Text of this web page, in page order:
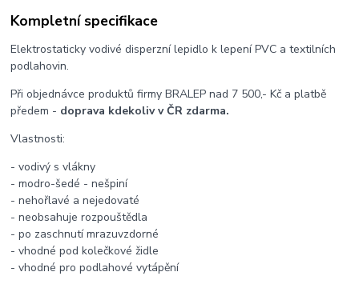
Kompletní specifikace
Elektrostaticky vodivé disperzní lepidlo k lepení PVC a textilních
podlahovin.
Při objednávce produktů firmy BRALEP nad 7 500,- Kč a platbě
předem - doprava kdekoliv v ČR zdarma.
Vlastnosti:
- vodivý s vlákny
- modro-šedé - nešpiní
- nehořlavé a nejedovaté
- neobsahuje rozpouštědla
- po zaschnutí mrazuvzdorné
- vhodné pod kolečkové židle
- vhodné pro podlahové vytápění